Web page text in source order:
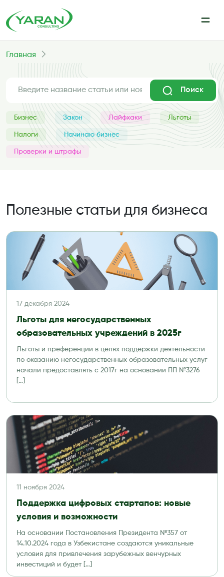
Главная
Поиск
Бизнес Закон Лайфхаки Льготы
Налоги Начинаю бизнес
Проверки и штрафы
Полезные статьи для бизнеса
17 декабря 2024
Льготы для негосударственных
образовательных учреждений в 2025г
Льготы и преференции в целях поддержки деятельности
по оказанию негосударственных образовательных услуг
начали предоставлять с 2017г на основании ПП №3276
[…]
11 ноября 2024
Поддержка цифровых стартапов: новые
условия и возможности
На основании Постановления Президента №357 от
14.10.2024 года в Узбекистане создаются уникальные
условия для привлечения зарубежных венчурных
инвестиций и будет […]